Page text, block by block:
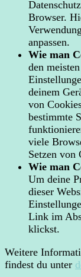
Browser.
anpassen.
Wie man
den
deinem
von
bestimmte
viele
Setzen von
Wie man
Um deine
dieser
Link im
klickst.
Weitere
findest du unter